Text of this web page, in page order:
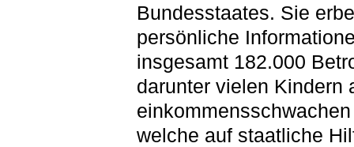
Bundesstaates. Sie
persönliche
insgesamt 182.000
darunter vielen Kindern
welche auf staatliche